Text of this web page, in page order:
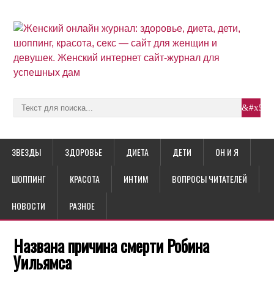
ЗВЕЗДЫ ЗДОРОВЬЕ ДИЕТА ДЕТИ ОН И Я
ШОППИНГ КРАСОТА ИНТИМ ВОПРОСЫ ЧИТАТЕЛЕЙ
НОВОСТИ РАЗНОЕ
Названа причина смерти Робина
Уильямса